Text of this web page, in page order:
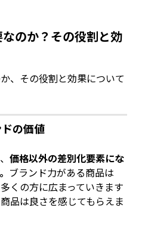
のか？その役割と効
、その役割と効果について
の価値
価格以外の差別化要素にな
ブランド力がある商品は
くの方に広まっていきます
品は良さを感じてもらえま